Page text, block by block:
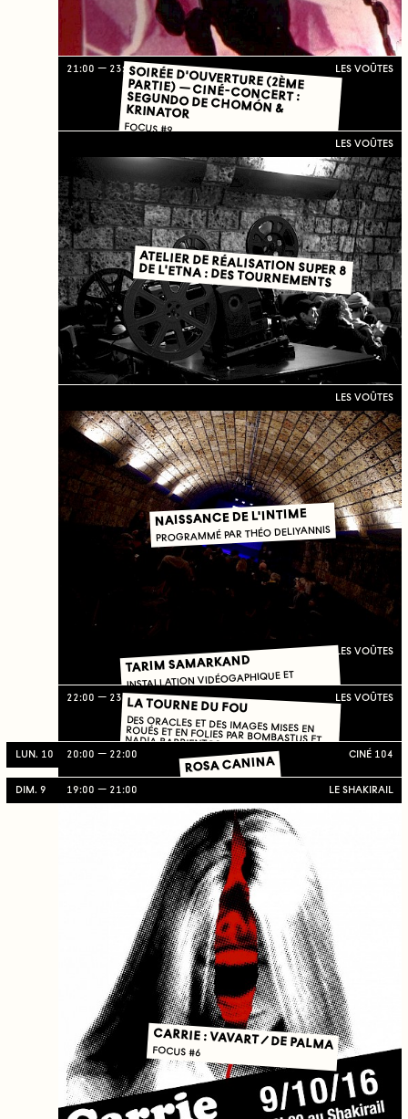
21:00 23:59 LES VOÛTES
SOIRÉE D'OUVERTURE (2ÈME PARTIE) — CINÉ-CONCERT : SEGUNDO DE CHOMÓN & KRINATOR
FOCUS #9
LES VOÛTES
ATELIER DE RÉALISATION SUPER 8
DE L'ETNA : DES TOURNEMENTS
LES VOÛTES
NAISSANCE DE L'INTIME
PROGRAMMÉ PAR THÉO DELIYANNIS
LES VOÛTES
TARIM SAMARKAND
INSTALLATION VIDÉOGAPHIQUE ET
PHOTOGRAPHIQUE
22:00 23:59 LES VOÛTES
LA TOURNE DU FOU
DES ORACLES ET DES IMAGES MISES EN ROUÉS ET EN FOLIES PAR BOMBASTUS ET NADIA BARRIENTOS
LUN. 10 20:00 22:00 CINÉ 104
ROSA CANINA
FOCUS #7
DIM. 9 19:00 21:00 LE SHAKIRAIL
CARRIE : VAVART / DE PALMA
FOCUS #6